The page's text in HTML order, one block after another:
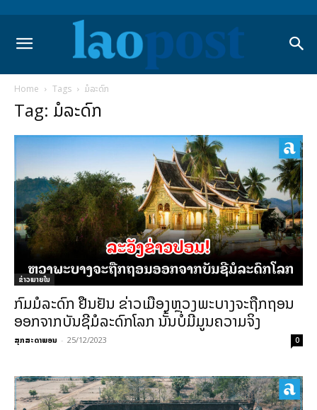
Home Tags ມໍລະດົກ
Tag: ມໍລະດົກ
ຂ່າວພາຍ​ໃນ
ກົມມໍລະດົກ ຢືນຢັນ ຂ່າວເມືອງຫຼວງພະບາງຈະຖືກຖອນ
ອອກຈາກບັນຊີມໍລະດົກໂລກ ນັ້ນບໍ່ມີມູນຄວາມຈິງ
ສຸກສະດາພອນ - 25/12/2023 0